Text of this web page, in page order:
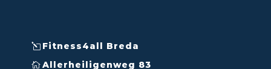
Fitness4all Breda
Allerheiligenweg 83